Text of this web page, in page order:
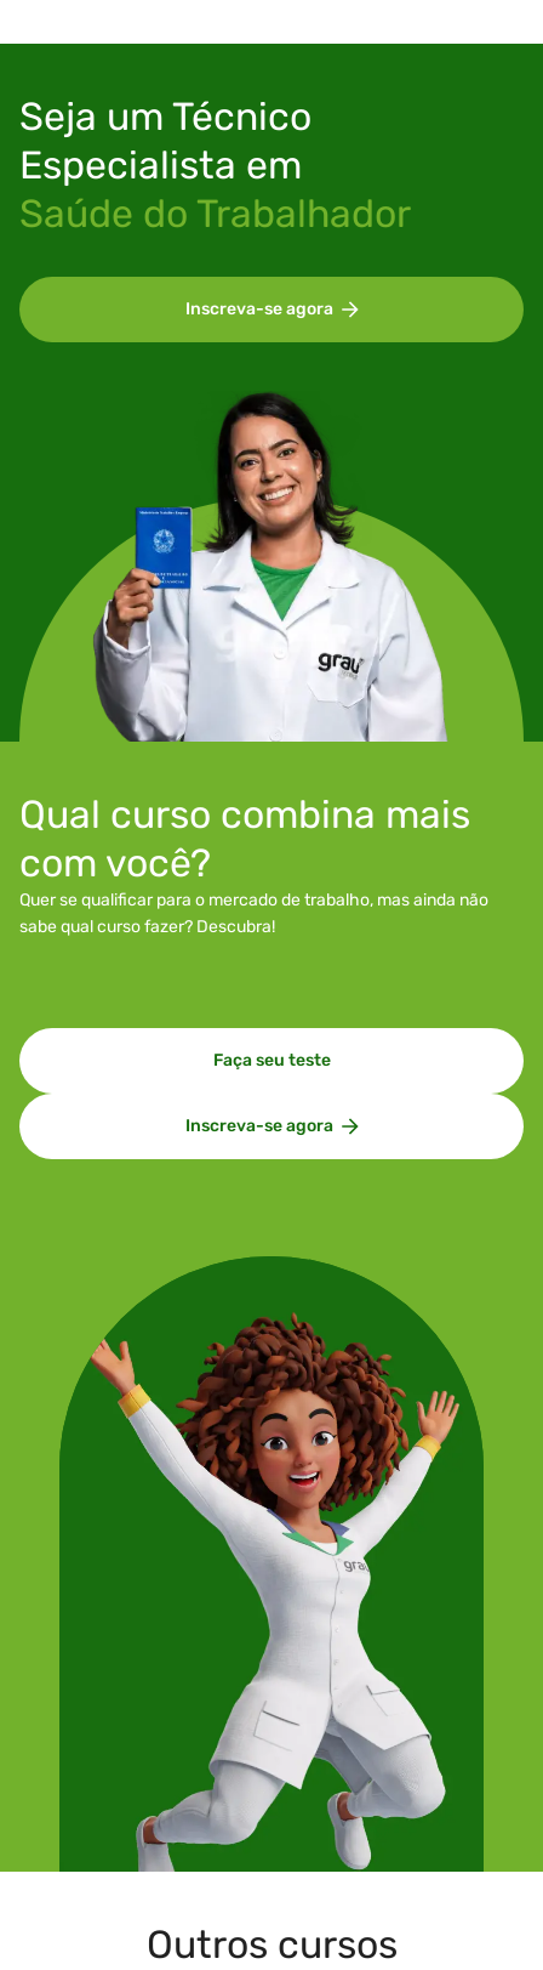
Seja um Técnico
Especialista em
Saúde do Trabalhador
Inscreva-se agora
Qual curso combina mais
com você?
Quer se qualificar para o mercado de trabalho, mas ainda não
sabe qual curso fazer? Descubra!
Faça seu teste
Inscreva-se agora
Outros cursos